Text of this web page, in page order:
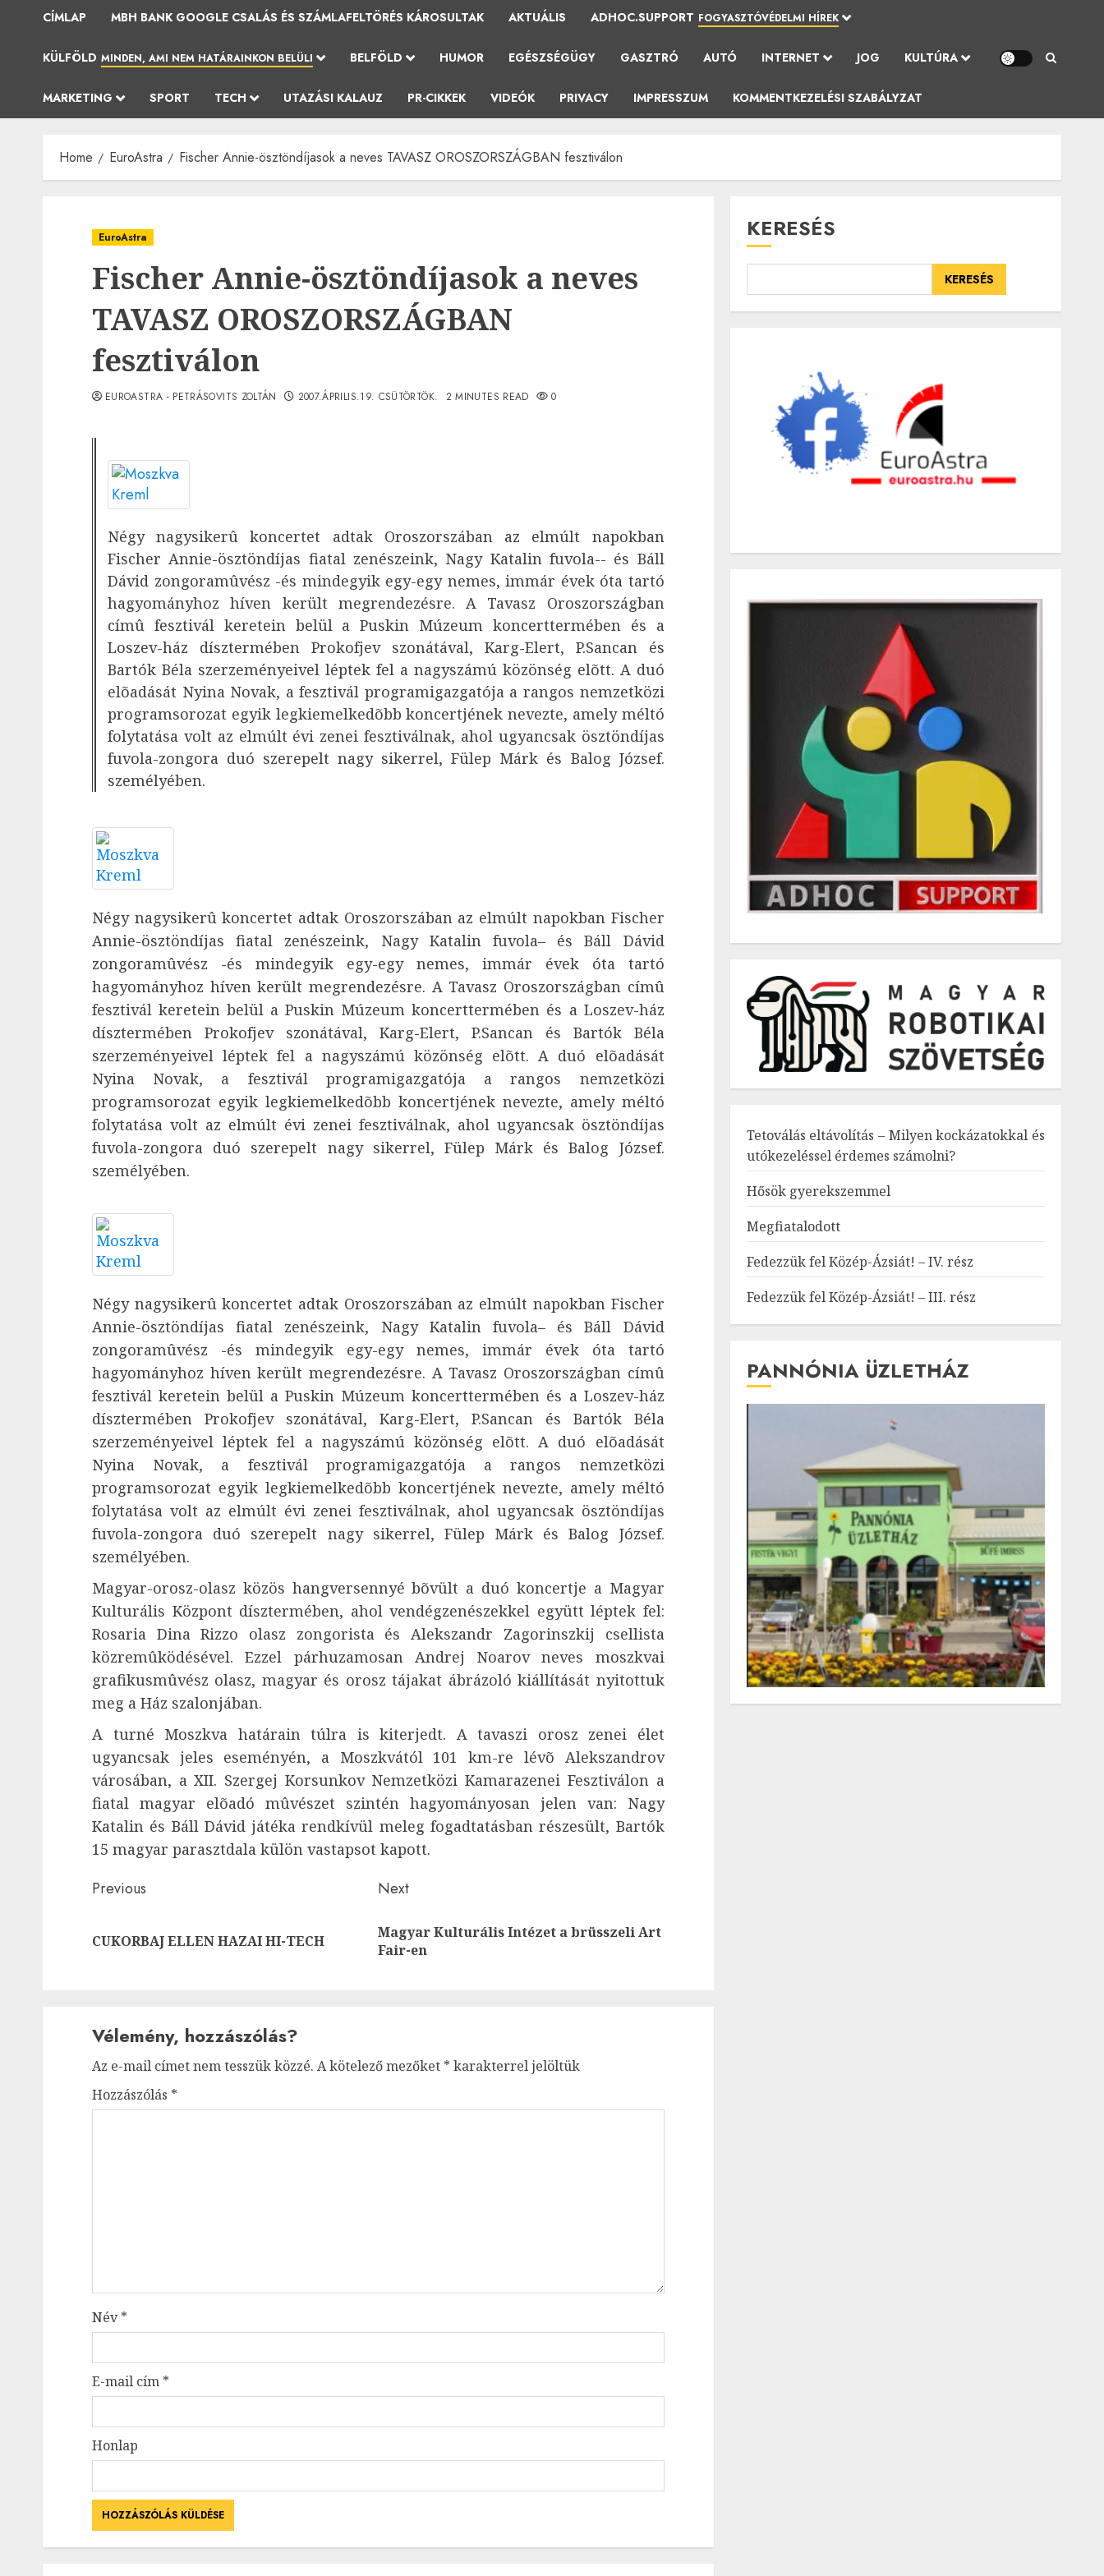
CÍMLAP MBH BANK GOOGLE CSALÁS ÉS SZÁMLAFELTÖRÉS KÁROSULTAK AKTUÁLIS ADHOC.SUPPORT FOGYASZTÓVÉDELMI HÍREK
KÜLFÖLD MINDEN, AMI NEM HATÁRAINKON BELÜLI BELFÖLD HUMOR EGÉSZSÉGÜGY GASZTRÓ AUTÓ INTERNET JOG KULTÚRA
MARKETING SPORT TECH UTAZÁSI KALAUZ PR-CIKKEK VIDEÓK PRIVACY IMPRESSZUM KOMMENTKEZELÉSI SZABÁLYZAT
Home EuroAstra Fischer Annie-ösztöndíjasok a neves TAVASZ OROSZORSZÁGBAN fesztiválon
EuroAstra
Fischer Annie-ösztöndíjasok a neves
TAVASZ OROSZORSZÁGBAN
fesztiválon
EUROASTRA - PETRÁSOVITS ZOLTÁN 2007.ÁPRILIS.19. CSÜTÖRTÖK. 2 MINUTES READ 0
Négy nagysikerû koncertet adtak Oroszorszában az elmúlt napokban
Fischer Annie-ösztöndíjas fiatal zenészeink, Nagy Katalin fuvola-- és Báll
Dávid zongoramûvész -és mindegyik egy-egy nemes, immár évek óta tartó
hagyományhoz híven került megrendezésre. A Tavasz Oroszországban
címû fesztivál keretein belül a Puskin Múzeum koncerttermében és a
Loszev-ház dísztermében Prokofjev szonátával, Karg-Elert, P.Sancan és
Bartók Béla szerzeményeivel léptek fel a nagyszámú közönség elõtt. A duó
elõadását Nyina Novak, a fesztivál programigazgatója a rangos nemzetközi
programsorozat egyik legkiemelkedõbb koncertjének nevezte, amely méltó
folytatása volt az elmúlt évi zenei fesztiválnak, ahol ugyancsak ösztöndíjas
fuvola-zongora duó szerepelt nagy sikerrel, Fülep Márk és Balog József.
személyében.
Négy nagysikerû koncertet adtak Oroszorszában az elmúlt napokban Fischer
Annie-ösztöndíjas fiatal zenészeink, Nagy Katalin fuvola– és Báll Dávid
zongoramûvész -és mindegyik egy-egy nemes, immár évek óta tartó
hagyományhoz híven került megrendezésre. A Tavasz Oroszországban címû
fesztivál keretein belül a Puskin Múzeum koncerttermében és a Loszev-ház
dísztermében Prokofjev szonátával, Karg-Elert, P.Sancan és Bartók Béla
szerzeményeivel léptek fel a nagyszámú közönség elõtt. A duó elõadását
Nyina Novak, a fesztivál programigazgatója a rangos nemzetközi
programsorozat egyik legkiemelkedõbb koncertjének nevezte, amely méltó
folytatása volt az elmúlt évi zenei fesztiválnak, ahol ugyancsak ösztöndíjas
fuvola-zongora duó szerepelt nagy sikerrel, Fülep Márk és Balog József.
személyében.
Négy nagysikerû koncertet adtak Oroszorszában az elmúlt napokban Fischer
Annie-ösztöndíjas fiatal zenészeink, Nagy Katalin fuvola– és Báll Dávid
zongoramûvész -és mindegyik egy-egy nemes, immár évek óta tartó
hagyományhoz híven került megrendezésre. A Tavasz Oroszországban címû
fesztivál keretein belül a Puskin Múzeum koncerttermében és a Loszev-ház
dísztermében Prokofjev szonátával, Karg-Elert, P.Sancan és Bartók Béla
szerzeményeivel léptek fel a nagyszámú közönség elõtt. A duó elõadását
Nyina Novak, a fesztivál programigazgatója a rangos nemzetközi
programsorozat egyik legkiemelkedõbb koncertjének nevezte, amely méltó
folytatása volt az elmúlt évi zenei fesztiválnak, ahol ugyancsak ösztöndíjas
fuvola-zongora duó szerepelt nagy sikerrel, Fülep Márk és Balog József.
személyében.
Magyar-orosz-olasz közös hangversennyé bõvült a duó koncertje a Magyar
Kulturális Központ dísztermében, ahol vendégzenészekkel együtt léptek fel:
Rosaria Dina Rizzo olasz zongorista és Alekszandr Zagorinszkij csellista
közremûködésével. Ezzel párhuzamosan Andrej Noarov neves moszkvai
grafikusmûvész olasz, magyar és orosz tájakat ábrázoló kiállítását nyitottuk
meg a Ház szalonjában.
A turné Moszkva határain túlra is kiterjedt. A tavaszi orosz zenei élet
ugyancsak jeles eseményén, a Moszkvától 101 km-re lévõ Alekszandrov
városában, a XII. Szergej Korsunkov Nemzetközi Kamarazenei Fesztiválon a
fiatal magyar elõadó mûvészet szintén hagyományosan jelen van: Nagy
Katalin és Báll Dávid játéka rendkívül meleg fogadtatásban részesült, Bartók
15 magyar parasztdala külön vastapsot kapott.
Post
navigation
Previous
Previous
post:
CUKORBAJ ELLEN HAZAI HI-TECH
Next
Next
post:
Magyar Kulturális Intézet a brüsszeli Art
Fair-en
Vélemény, hozzászólás?
Az e-mail címet nem tesszük közzé. A kötelező mezőket * karakterrel jelöltük
Hozzászólás *
Név*
E-mail cím *
Honlap
KERESÉS
KERESÉS
Tetoválás eltávolítás – Milyen kockázatokkal és
utókezeléssel érdemes számolni?
Hősök gyerekszemmel
Megfiatalodott
Fedezzük fel Közép-Ázsiát! – IV. rész
Fedezzük fel Közép-Ázsiát! – III. rész
PANNÓNIA ÜZLETHÁZ